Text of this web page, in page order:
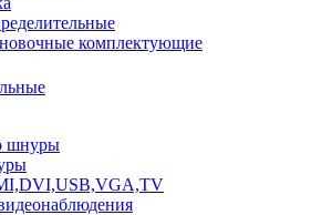
комплектующие
шнуры